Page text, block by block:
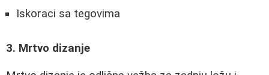
Iskoraci sa tegovima
3. Mrtvo dizanje